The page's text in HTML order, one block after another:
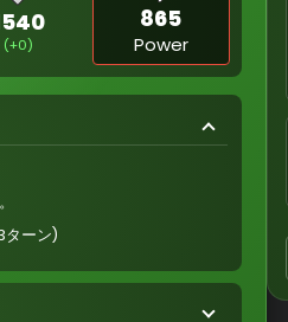
(+0)
865
Power
ーン)